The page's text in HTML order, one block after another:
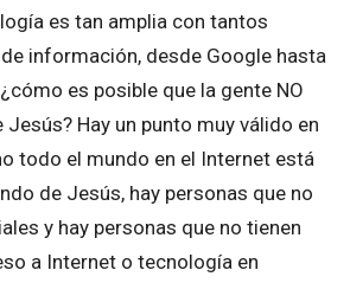
es tan amplia con tantos
información, desde Google hasta
es posible que la gente NO
Jesús? Hay un punto muy válido en
todo el mundo en el Internet está
de Jesús, hay personas que no
y hay personas que no tienen
a Internet o tecnología en